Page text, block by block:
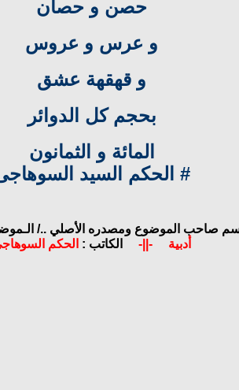
حصن و حصان
و عرس و عروس
و قهقهة عشق
بحجم كل الدوائر
المائة و الثمانون
# الحكم السيد
اسم صاحب الموضوع ومصدره الأصلي ../
أدبية
-||- الكاتب : الحكم